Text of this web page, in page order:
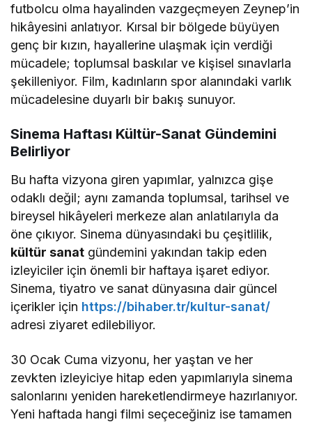
futbolcu olma hayalinden vazgeçmeyen Zeynep’in
hikâyesini anlatıyor. Kırsal bir bölgede büyüyen
genç bir kızın, hayallerine ulaşmak için verdiği
mücadele; toplumsal baskılar ve kişisel sınavlarla
şekilleniyor. Film, kadınların spor alanındaki varlık
mücadelesine duyarlı bir bakış sunuyor.
Sinema Haftası Kültür-Sanat Gündemini
Belirliyor
Bu hafta vizyona giren yapımlar, yalnızca gişe
odaklı değil; aynı zamanda toplumsal, tarihsel ve
bireysel hikâyeleri merkeze alan anlatılarıyla da
öne çıkıyor. Sinema dünyasındaki bu çeşitlilik,
kültür sanat gündemini yakından takip eden
izleyiciler için önemli bir haftaya işaret ediyor.
Sinema, tiyatro ve sanat dünyasına dair güncel
içerikler için https://bihaber.tr/kultur-sanat/
adresi ziyaret edilebiliyor.
30 Ocak Cuma vizyonu, her yaştan ve her
zevkten izleyiciye hitap eden yapımlarıyla sinema
salonlarını yeniden hareketlendirmeye hazırlanıyor.
Yeni haftada hangi filmi seçeceğiniz ise tamamen